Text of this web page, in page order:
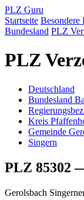
PLZ Guru
Startseite Besondere
Bundesland PLZ
PLZ
Deutschland
Bundesland
Kreis
Gemeinde
Singern
PLZ 85302
Gerolsbach